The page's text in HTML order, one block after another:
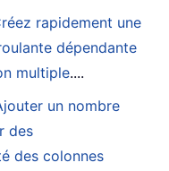
rapidement une
dépendante
multiple....
un nombre
des
des colonnes